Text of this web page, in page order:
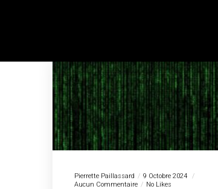
Pierrette Paillassard
9 Octobre 2024
Aucun Commentaire
No Likes